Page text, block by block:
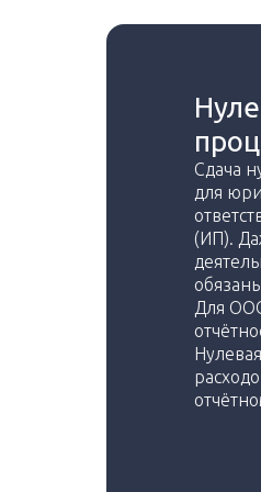
Сдача
для
(ИП).
Для